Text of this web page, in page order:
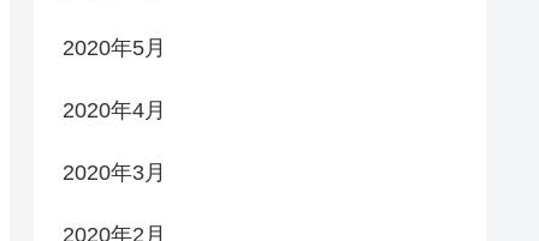
2020年5月
2020年4月
2020年3月
2020年2月